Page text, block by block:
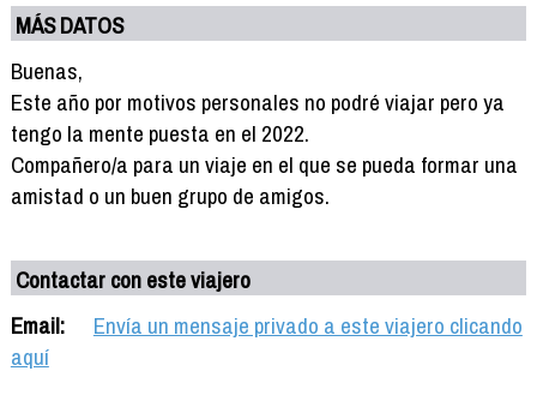
MÁS DATOS
Buenas,
Este año por motivos personales no podré viajar pero ya
tengo la mente puesta en el 2022.
Compañero/a para un viaje en el que se pueda formar una
amistad o un buen grupo de amigos.
Contactar con este viajero
Email:
Envía un mensaje privado a este viajero clicando
aquí